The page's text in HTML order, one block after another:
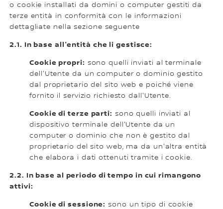
o cookie installati da domini o computer gestiti da
terze entità in conformità con le informazioni
dettagliate nella sezione seguente
2.1. In base all'entità che li gestisce:
Cookie propri: sono quelli inviati al terminale
dell'Utente da un computer o dominio gestito
dal proprietario del sito web e poiché viene
fornito il servizio richiesto dall'Utente.
Cookie di terze parti: sono quelli inviati al
dispositivo terminale dell'Utente da un
computer o dominio che non è gestito dal
proprietario del sito web, ma da un'altra entità
che elabora i dati ottenuti tramite i cookie.
2.2. In base al periodo di tempo in cui rimangono
attivi:
Cookie di sessione: sono un tipo di cookie